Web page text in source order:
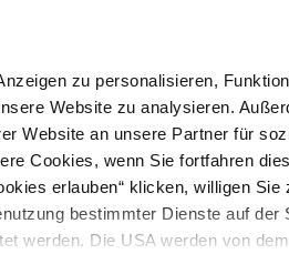
zu personalisieren,
Website zu analysieren.
Website an unsere Partner für
Cookies, wenn Sie fortfahren
erlauben“ klicken, willigen Sie
bestimmter Dienste auf der
werden. Die USA werden von